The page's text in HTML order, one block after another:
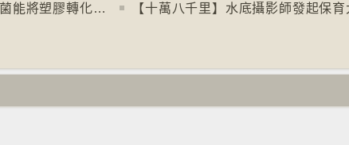
【十萬八千里】化學家發現大腸桿菌能將塑膠轉化為止痛藥 【十萬八千里】水底攝影師發起保